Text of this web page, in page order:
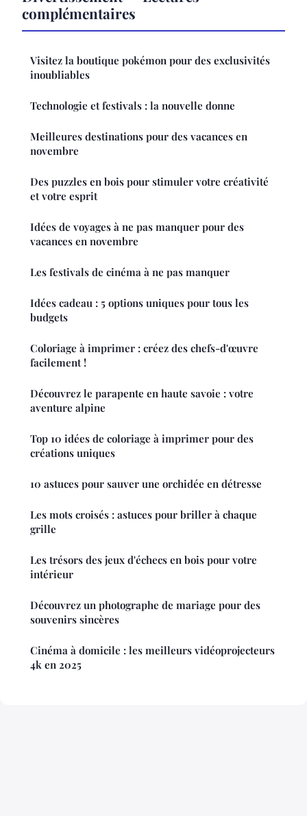
complémentaires
Visitez la boutique pokémon pour des exclusivités
inoubliables
Technologie et festivals : la nouvelle donne
Meilleures destinations pour des vacances en
novembre
Des puzzles en bois pour stimuler votre créativité
et votre esprit
Idées de voyages à ne pas manquer pour des
vacances en novembre
Les festivals de cinéma à ne pas manquer
Idées cadeau : 5 options uniques pour tous les
budgets
Coloriage à imprimer : créez des chefs-d'œuvre
facilement !
Découvrez le parapente en haute savoie : votre
aventure alpine
Top 10 idées de coloriage à imprimer pour des
créations uniques
10 astuces pour sauver une orchidée en détresse
Les mots croisés : astuces pour briller à chaque
grille
Les trésors des jeux d'échecs en bois pour votre
intérieur
Découvrez un photographe de mariage pour des
souvenirs sincères
Cinéma à domicile : les meilleurs vidéoprojecteurs
4k en 2025